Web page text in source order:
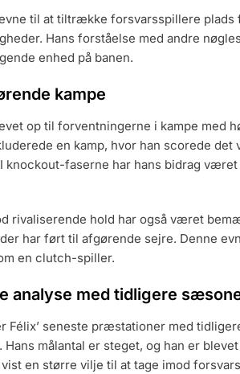
evne til at tiltrække forsvarsspillere
Hans forståelse med andre
enhed på banen.
kampe
op til forventningerne i kampe med
en kamp, hvor han scorede
knockout-faserne har hans bidrag
rivaliserende hold har også været
har ført til afgørende sejre. Denne
en clutch-spiller.
analyse med tidligere
Félix’ seneste præstationer med
Hans målantal er steget, og han er
en større vilje til at tage imod